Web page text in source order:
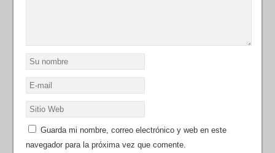
Guarda mi nombre, correo electrónico y web en este
navegador para la próxima vez que comente.